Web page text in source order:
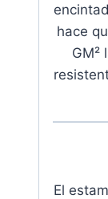
hace
GM²
El